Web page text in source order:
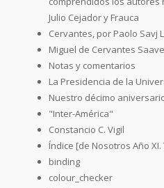
Julio Cejador y Frauca
Cervantes, por Paolo Savj
Miguel de Cervantes
Notas y comentarios
La Presidencia de la
Nuestro décimo
"Inter-América"
Constancio C. Vigil
Índice [de Nosotros Año XI.
binding
colour_checker